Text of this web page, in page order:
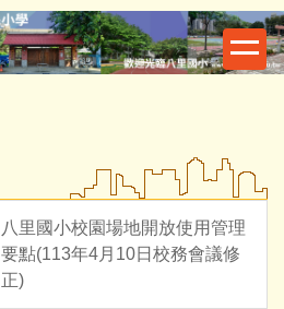
八里國小校園場地開放使用管理
要點(113年4月10日校務會議修
正)